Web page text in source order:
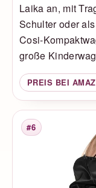
Laika an, mit
Schulter oder
Cosi-
große
PREIS BEI
Platzierung
#6